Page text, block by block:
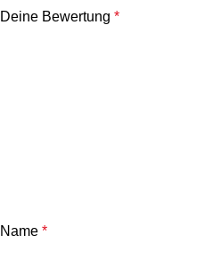
Deine Bewertung *
Name *